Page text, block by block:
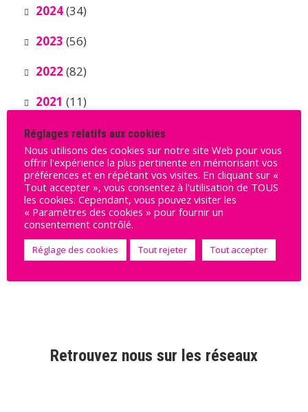
2024(34)
2023 (56)
2022 (82)
2021 (11)
Ils nous soutiennent
Retrouvez nous sur les réseaux
Réglages relatifs aux cookies
Nous utilisons des cookies sur notre site Web pour vous
offrir l'expérience la plus pertinente en mémorisant vos
préférences et en répétant vos visites. En cliquant sur «
Tout accepter », vous consentez à l'utilisation de TOUS
les cookies. Cependant, vous pouvez visiter les
« Paramètres des cookies » pour fournir un
consentement contrôlé.
Réglage des cookies Tout rejeter Tout accepter